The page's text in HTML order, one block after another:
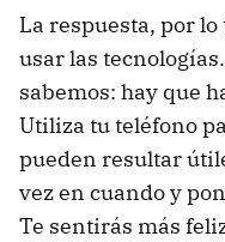
La respuesta, por
usar las
sabemos: hay que
Utiliza tu teléfono
pueden resultar
vez en cuando y
Te sentirás más